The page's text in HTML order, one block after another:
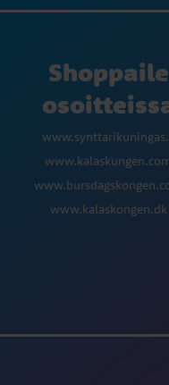
Shoppaile
www.kalaskongen.dk